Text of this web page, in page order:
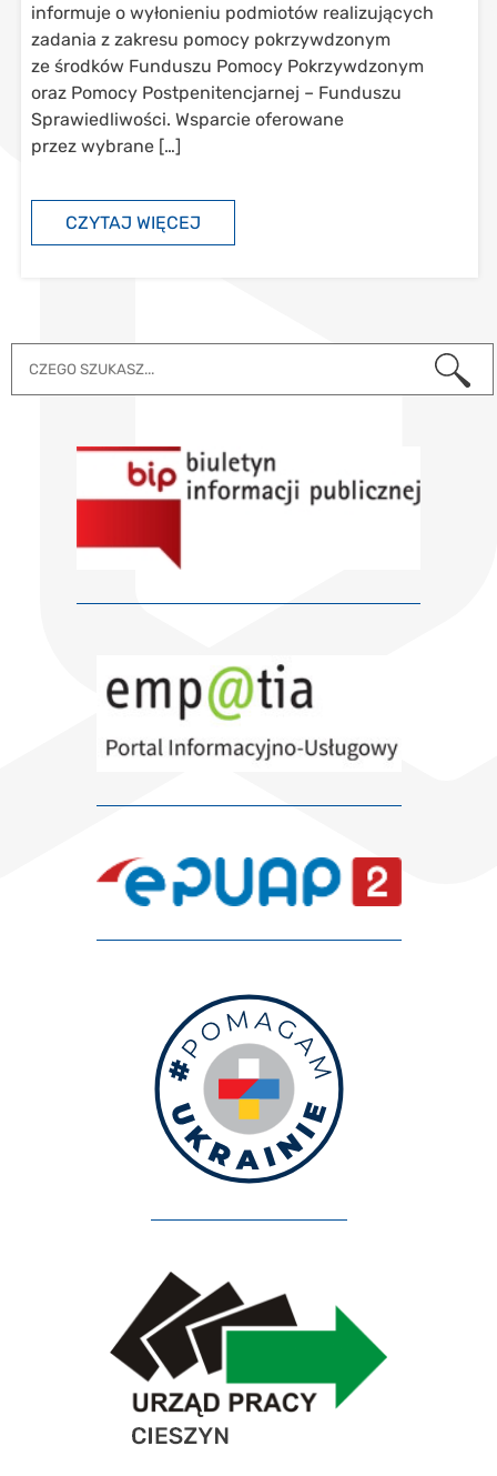
informuje o wyłonieniu podmiotów realizujących
zadania z zakresu pomocy pokrzywdzonym
ze środków Funduszu Pomocy Pokrzywdzonym
oraz Pomocy Postpenitencjarnej – Funduszu
Sprawiedliwości. Wsparcie oferowane
przez wybrane […]
CZYTAJ WIĘCEJ